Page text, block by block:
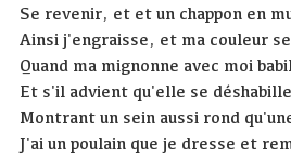
Se revenir, et et un chappon en
Ainsi j'engraisse, et ma couleur
Quand ma mignonne avec moi
Et s'il advient qu'elle se déshabille
Montrant un sein aussi rond
J'ai un poulain que je dresse et